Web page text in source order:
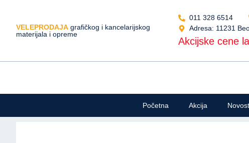
VELEPRODAJA grafičkog i kancelarijskog
materijala i opreme
011 328 6514
Adresa: 11231
Akcijske cene
Početna Akcija